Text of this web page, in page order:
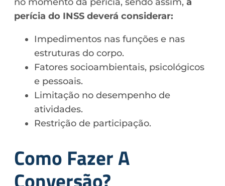
perícia do INSS deverá considerar:
Impedimentos nas funções e nas
estruturas do corpo.
Fatores socioambientais, psicológicos
e pessoais.
Limitação no desempenho de
atividades.
Restrição de participação.
Como Fazer A